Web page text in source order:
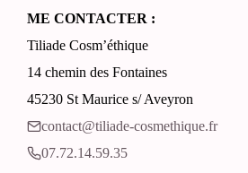
ME CONTACTER :
Tiliade Cosm’éthique
14 chemin des Fontaines
45230 St Maurice s/ Aveyron
contact@tiliade-cosmethique.fr‬
07.72.14.59.35‬